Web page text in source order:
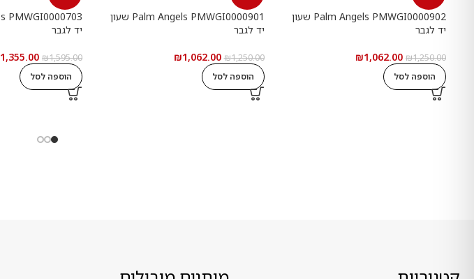
Palm Angels PMWGI0000902 שעון
יד לגבר
₪1,250.00
₪1,062.00
הוספה לסל
Palm Angels PMWGI0000901 שעון
יד לגבר
₪1,250.00
₪1,062.00
הוספה לסל
יד לגבר
₪1,595.00
1,355.00
הוספה לסל